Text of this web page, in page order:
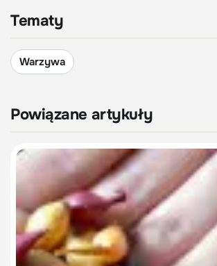
Tematy
Warzywa
Powiązane artykuły